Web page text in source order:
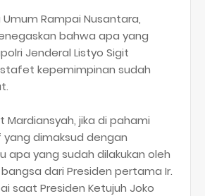
Rampai Nusantara,
bahwa apa yang
Jenderal Listyo Sigit
kepemimpinan sudah
Mardiansyah, jika di pahami
dimaksud dengan
apa yang sudah dilakukan oleh
dari Presiden pertama Ir.
saat Presiden Ketujuh Joko